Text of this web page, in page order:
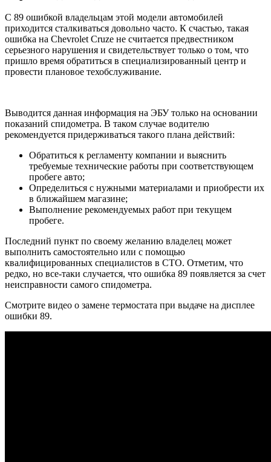
С 89 ошибкой владельцам этой модели автомобилей
приходится сталкиваться довольно часто. К счастью, такая
ошибка на Chevrolet Cruze не считается предвестником
серьезного нарушения и свидетельствует только о том, что
пришло время обратиться в специализированный центр и
провести плановое техобслуживание.
Выводится данная информация на ЭБУ только на основании
показаний спидометра. В таком случае водителю
рекомендуется придерживаться такого плана действий:
Обратиться к регламенту компании и выяснить
требуемые технические работы при соответствующем
пробеге авто;
Определиться с нужными материалами и приобрести их
в ближайшем магазине;
Выполнение рекомендуемых работ при текущем
пробеге.
Последний пункт по своему желанию владелец может
выполнить самостоятельно или с помощью
квалифицированных специалистов в СТО. Отметим, что
редко, но все-таки случается, что ошибка 89 появляется за счет
неисправности самого спидометра.
Смотрите видео о замене термостата при выдаче на дисплее
ошибки 89.